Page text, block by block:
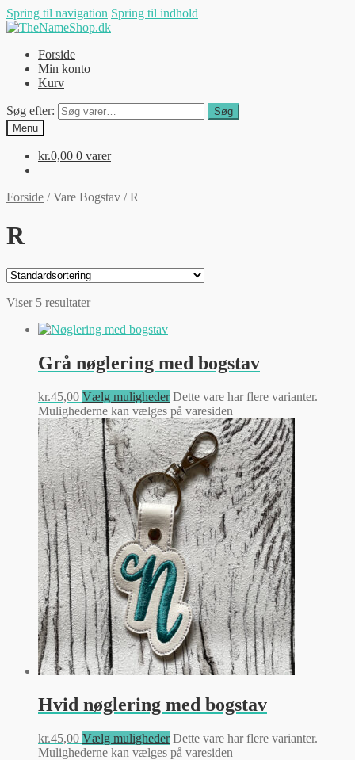
Spring til navigation Spring til indhold
Forside
Min konto
Kurv
Søg efter:
Søg
Menu
kr.0,00 0 varer
Forside /Vare Bogstav /R
R
Viser 5 resultater
Grå nøglering med bogstav
kr.45,00 Vælg muligheder Dette vare har flere varianter.
Mulighederne kan vælges på varesiden
Hvid nøglering med bogstav
kr.45,00 Vælg muligheder Dette vare har flere varianter.
Mulighederne kan vælges på varesiden